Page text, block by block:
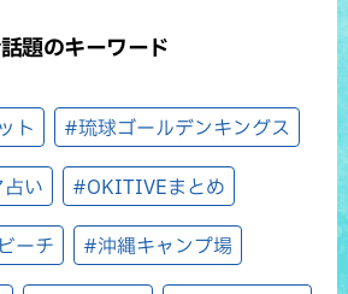
題のキーワード
ト #琉球ゴールデンキングス
い #OKITIVEまとめ
ーチ #沖縄キャンプ場